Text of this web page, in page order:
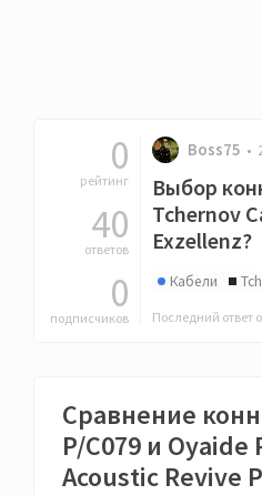
0
рейтинг
40
ответов
0
подписчиков
Boss75
Выбор
Tchernov
Exzellenz?
Кабели
Последний ответ
Сравнение
P/C079 и Oyaide
Acoustic Revive